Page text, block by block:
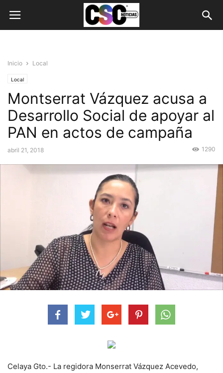
Inicio Local
Local
Montserrat Vázquez acusa a
Desarrollo Social de apoyar al
PAN en actos de campaña
abril 21, 2018 1290
Celaya Gto.- La regidora Monserrat Vázquez Acevedo,